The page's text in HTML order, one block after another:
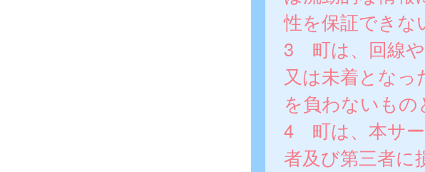
性を保証できな
3 町は、回線や
又は未着となっ
を負わないもの
4 町は、本サー
者及び第三者に